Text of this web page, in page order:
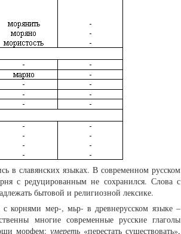
в славянских языках. В современном русском
с редуцированным не сохранился. Слова с
бытовой и религиозной лексике.
с корнями мер-, мьр- в древнерусском языке –
многие современные русские глаголы
морфем: умереть «перестать существовать»,